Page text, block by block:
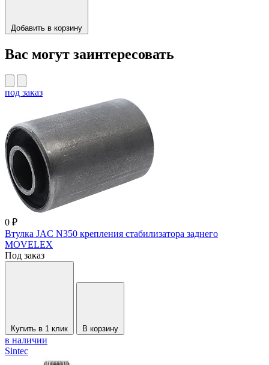
Добавить в корзину
Вас могут заинтересовать
под заказ
0 ₽
Втулка JAC N350 крепления стабилизатора заднего
MOVELEX
Под заказ
Купить в 1 клик В корзину
в наличии
Sintec